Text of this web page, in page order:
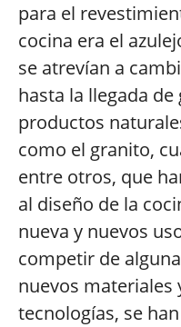
para el
cocina era el
se atrevían a
hasta la llegada
productos
como el granito,
entre otros, que
al diseño de la
nueva y nuevos
competir de
nuevos materiales
tecnologías, se